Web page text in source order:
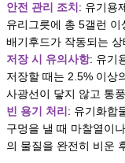
안전 관리 조치 : 유기용
유리그릇에 총 5갤런 이
배기후드가 작동되는
저장 시 유의사항: 유기
저장할 때는 2.5% 이상
사광선이 닿지 않고 통
빈 용기 처리 : 유기화합
구멍을 낼 때 마찰열이
의 물질을 완전히 비운